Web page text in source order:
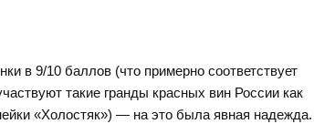
в 9/10 баллов (что примерно соответствует
такие гранды красных вин России как
«Холостяк») — на это была явная надежда.